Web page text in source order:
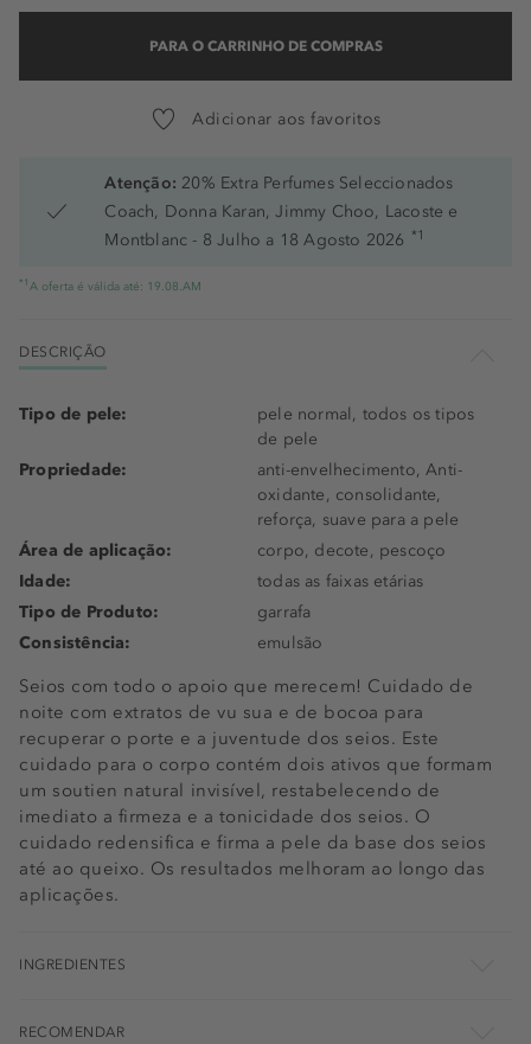
PARA O CARRINHO DE COMPRAS
Adicionar aos favoritos
Atenção: 20% Extra Perfumes Seleccionados
Coach, Donna Karan, Jimmy Choo, Lacoste e
Montblanc - 8 Julho a 18 Agosto 2026 *1
*1 A oferta é válida até: 19.08.AM
DESCRIÇÃO
Seios com todo o apoio que merecem! Cuidado de
noite com extratos de vu sua e de bocoa para
recuperar o porte e a juventude dos seios. Este
cuidado para o corpo contém dois ativos que formam
um soutien natural invisível, restabelecendo de
imediato a firmeza e a tonicidade dos seios. O
cuidado redensifica e firma a pele da base dos seios
até ao queixo. Os resultados melhoram ao longo das
aplicações.
Tipo de pele:
pele normal, todos os tipos
de pele
Propriedade:
anti-envelhecimento, Anti-
oxidante, consolidante,
reforça, suave para a pele
Área de aplicação:
corpo, decote, pescoço
Idade:
todas as faixas etárias
Tipo de Produto:
garrafa
Consistência:
emulsão
INGREDIENTES
RECOMENDAR